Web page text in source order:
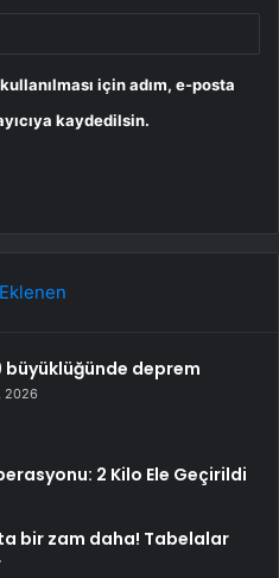
için adım, e-posta
kaydedilsin.
büyüklüğünde deprem
2026
2 Kilo Ele Geçirildi
bir zam daha! Tabelalar